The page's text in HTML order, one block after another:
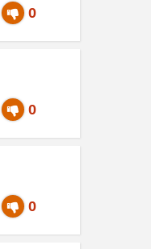
0
0
0